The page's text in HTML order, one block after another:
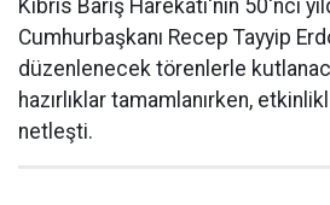
Kıbrıs Barış Harekatı'nın 50'nci
Cumhurbaşkanı Recep Tayyip
düzenlenecek törenlerle
hazırlıklar tamamlanırken,
netleşti.